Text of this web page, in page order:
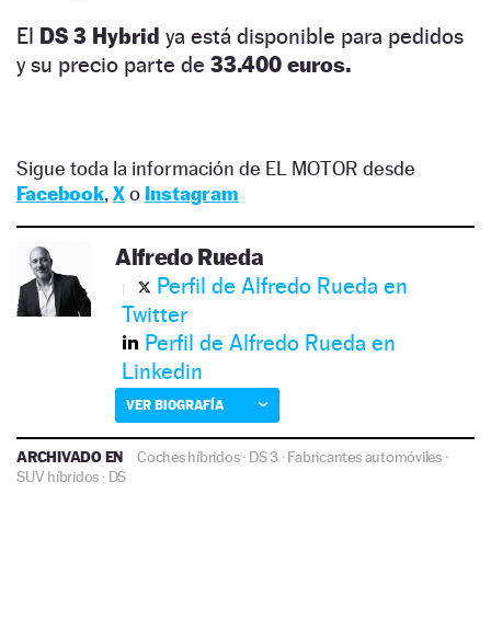
El DS 3 Hybrid ya está disponible para pedidos
y su precio parte de 33.400 euros.
Sigue toda la información de EL MOTOR desde
Facebook, Xo Instagram
Alfredo Rueda
Perfil de Alfredo Rueda en
Twitter
Perfil de Alfredo Rueda en
Linkedin
VER BIOGRAFÍA
ARCHIVADO EN Coches híbridos· DS 3·Fabricantes automóviles ·
SUV híbridos · DS